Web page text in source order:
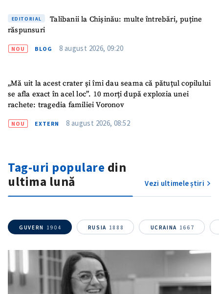
EDITORIAL
Talibanii la Chișinău: multe întrebări, puține
răspunsuri
NOU BLOG 8 august 2026, 09:20
„Mă uit la acest crater și îmi dau seama că pătuțul copilului
se afla exact în acel loc”. 10 morți după explozia unei
rachete: tragedia familiei Voronov
NOU EXTERN 8 august 2026, 08:52
Tag-uri populare din
ultima lună
Vezi ultimele știri
GUVERN 1904 RUSIA 1888 UCRAINA 1667